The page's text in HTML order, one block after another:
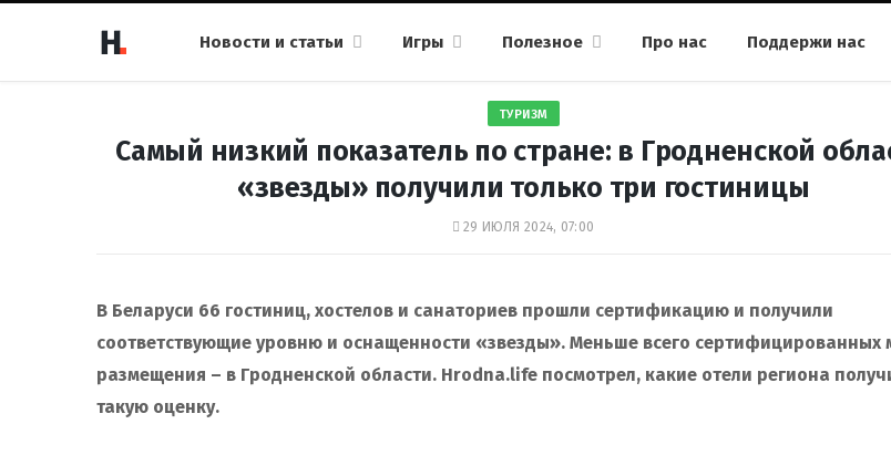
Новости и статьи Игры Полезное Про нас Поддержи нас
ТУРИЗМ
Самый низкий показатель по стране: в Гродненской
«звезды» получили только три гостиницы
29 ИЮЛЯ 2024, 07:00
В Беларуси 66 гостиниц, хостелов и санаториев прошли сертификацию и получили
соответствующие уровню и оснащенности «звезды». Меньше всего сертифицированных
размещения – в Гродненской области. Hrodna.life посмотрел, какие отели региона
такую ​​оценку.